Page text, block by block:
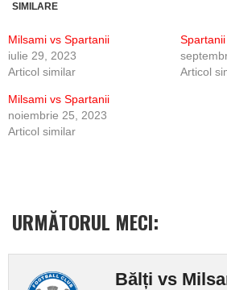
SIMILARE
Milsami vs Spartanii
iulie 29, 2023
Articol similar
Articol
Milsami vs Spartanii
noiembrie 25, 2023
Articol similar
URMĂTORUL MECI:
Bălți vs